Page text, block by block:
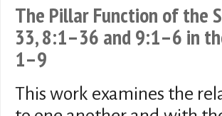
The Pillar Function of the
33, 8:1–36 and 9:1–6 in
1–9
This work examines the